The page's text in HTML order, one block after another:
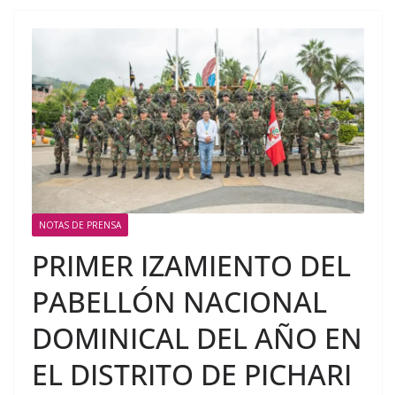
NOTAS DE PRENSA
PRIMER IZAMIENTO DEL
PABELLÓN NACIONAL
DOMINICAL DEL AÑO EN
EL DISTRITO DE PICHARI